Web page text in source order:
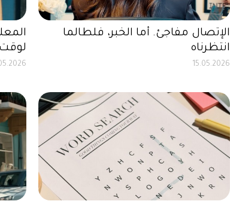
الإتصال مفاجئ. أما الخبر، فلطالما
انتظرناه
15.05.2026